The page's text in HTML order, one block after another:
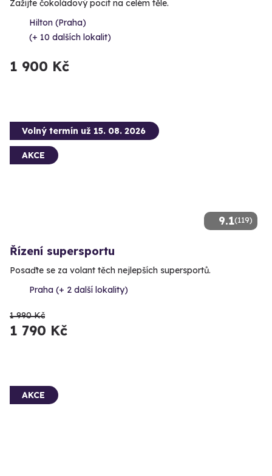
Zažijte čokoládový pocit na celém těle.
Hilton (Praha)
(+ 10 dalších lokalit)
1 900 Kč
9.1(119)
Volný termín už 15. 08. 2026
AKCE
Řízení supersportu
Posaďte se za volant těch nejlepších supersportů.
Praha (+ 2 další lokality)
1 990 Kč
1 790 Kč
AKCE